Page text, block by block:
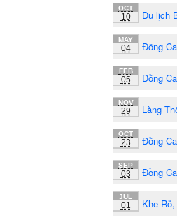
OCT
10 Du lịch
MAY
04 Đồng
FEB
05 Đồng
NOV
29 Làng
OCT
23 Đồng
SEP
03 Đồng
JUL
01 Khe